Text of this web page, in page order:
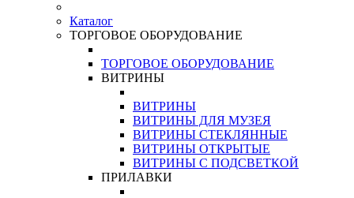
Каталог
ТОРГОВОЕ ОБОРУДОВАНИЕ
ТОРГОВОЕ ОБОРУДОВАНИЕ
ВИТРИНЫ
ВИТРИНЫ
ВИТРИНЫ ДЛЯ МУЗЕЯ
ВИТРИНЫ СТЕКЛЯННЫЕ
ВИТРИНЫ ОТКРЫТЫЕ
ВИТРИНЫ С ПОДСВЕТКОЙ
ПРИЛАВКИ